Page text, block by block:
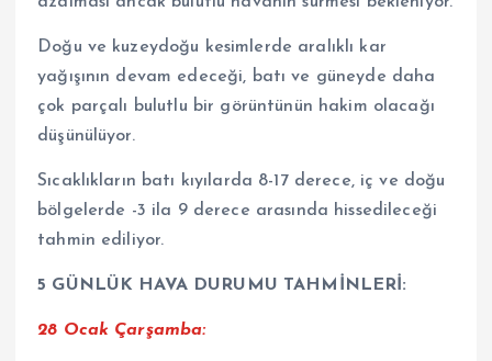
Doğu ve kuzeydoğu kesimlerde aralıklı kar
yağışının devam edeceği, batı ve güneyde daha
çok parçalı bulutlu bir görüntünün hakim olacağı
düşünülüyor.
Sıcaklıkların batı kıyılarda 8-17 derece, iç ve doğu
bölgelerde -3 ila 9 derece arasında hissedileceği
tahmin ediliyor.
5 GÜNLÜK HAVA DURUMU TAHMİNLERİ:
28 Ocak Çarşamba: